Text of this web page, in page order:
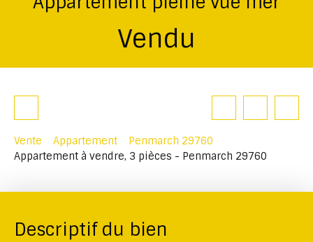
Vendu
Vente Appartement
Penmarch 29760
Appartement à vendre, 3 pièces - Penmarch 29760
Descriptif du bien